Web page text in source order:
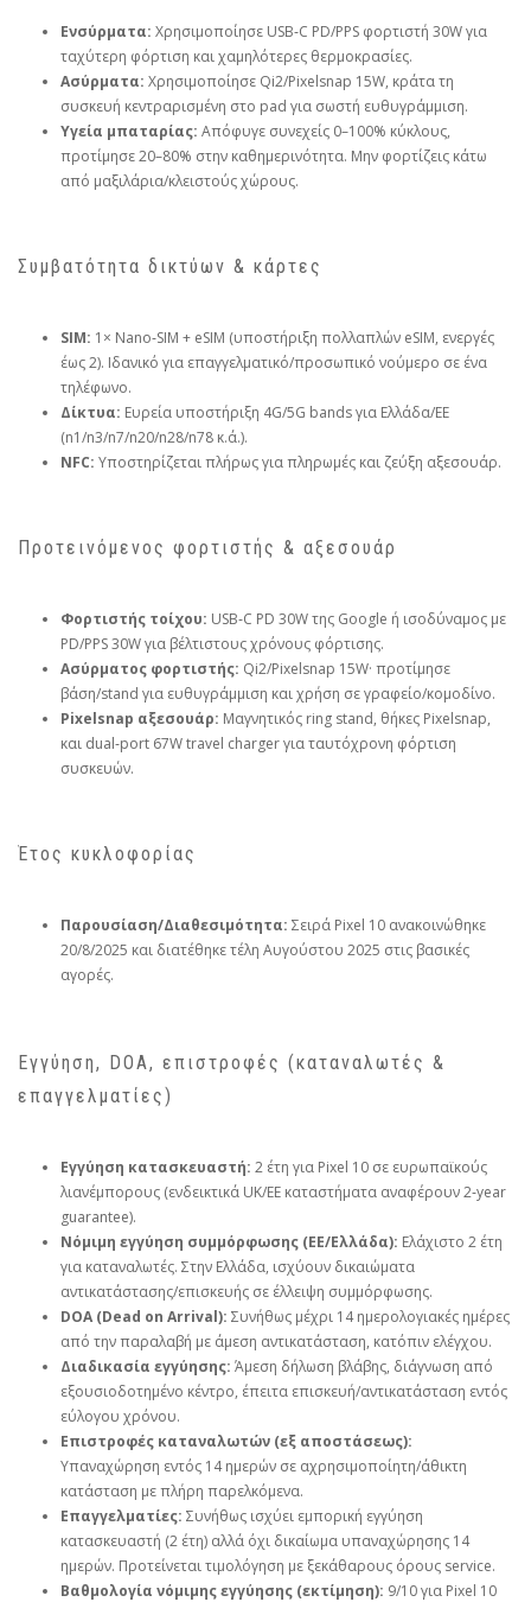
Ενσύρματα: Χρησιμοποίησε USB‑C PD/PPS φορτιστή 30W για
ταχύτερη φόρτιση και χαμηλότερες θερμοκρασίες.
Ασύρματα: Χρησιμοποίησε Qi2/Pixelsnap 15W, κράτα τη
συσκευή κεντραρισμένη στο pad για σωστή ευθυγράμμιση.
Υγεία μπαταρίας: Απόφυγε συνεχείς 0–100% κύκλους,
προτίμησε 20–80% στην καθημερινότητα. Μην φορτίζεις κάτω
από μαξιλάρια/κλειστούς χώρους.
Συμβατότητα δικτύων & κάρτες
SIM: 1× Nano‑SIM + eSIM (υποστήριξη πολλαπλών eSIM, ενεργές
έως 2). Ιδανικό για επαγγελματικό/προσωπικό νούμερο σε ένα
τηλέφωνο.
Δίκτυα: Ευρεία υποστήριξη 4G/5G bands για Ελλάδα/ΕΕ
(n1/n3/n7/n20/n28/n78 κ.ά.).
NFC: Υποστηρίζεται πλήρως για πληρωμές και ζεύξη αξεσουάρ.
Προτεινόμενος φορτιστής & αξεσουάρ
Φορτιστής τοίχου: USB‑C PD 30W της Google ή ισοδύναμος με
PD/PPS 30W για βέλτιστους χρόνους φόρτισης.
Ασύρματος φορτιστής: Qi2/Pixelsnap 15W· προτίμησε
βάση/stand για ευθυγράμμιση και χρήση σε γραφείο/κομοδίνο.
Pixelsnap αξεσουάρ: Μαγνητικός ring stand, θήκες Pixelsnap,
και dual‑port 67W travel charger για ταυτόχρονη φόρτιση
συσκευών.
Έτος κυκλοφορίας
Παρουσίαση/Διαθεσιμότητα: Σειρά Pixel 10 ανακοινώθηκε
20/8/2025 και διατέθηκε τέλη Αυγούστου 2025 στις βασικές
αγορές.
Εγγύηση, DOA, επιστροφές (καταναλωτές &
επαγγελματίες)
Εγγύηση κατασκευαστή: 2 έτη για Pixel 10 σε ευρωπαϊκούς
λιανέμπορους (ενδεικτικά UK/ΕΕ καταστήματα αναφέρουν 2‑year
guarantee).
Νόμιμη εγγύηση συμμόρφωσης (ΕΕ/Ελλάδα): Ελάχιστο 2 έτη
για καταναλωτές. Στην Ελλάδα, ισχύουν δικαιώματα
αντικατάστασης/επισκευής σε έλλειψη συμμόρφωσης.
DOA (Dead on Arrival): Συνήθως μέχρι 14 ημερολογιακές ημέρες
από την παραλαβή με άμεση αντικατάσταση, κατόπιν ελέγχου.
Διαδικασία εγγύησης: Άμεση δήλωση βλάβης, διάγνωση από
εξουσιοδοτημένο κέντρο, έπειτα επισκευή/αντικατάσταση εντός
εύλογου χρόνου.
Επιστροφές καταναλωτών (εξ αποστάσεως):
Υπαναχώρηση εντός 14 ημερών σε αχρησιμοποίητη/άθικτη
κατάσταση με πλήρη παρελκόμενα.
Επαγγελματίες: Συνήθως ισχύει εμπορική εγγύηση
κατασκευαστή (2 έτη) αλλά όχι δικαίωμα υπαναχώρησης 14
ημερών. Προτείνεται τιμολόγηση με ξεκάθαρους όρους service.
Βαθμολογία νόμιμης εγγύησης (εκτίμηση): 9/10 για Pixel 10